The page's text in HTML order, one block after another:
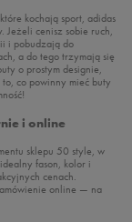
kochają sport, adidas
Jeżeli cenisz sobie ruch,
i pobudzają do
a do tego trzymają się
o prostym designie,
co powinny mieć buty
i online
sklepu 50 style, w
fason, kolor i
cenach.
online — na